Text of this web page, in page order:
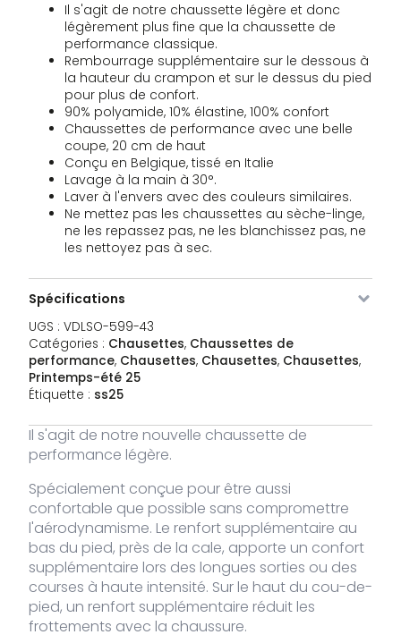
Il s'agit de notre chaussette légère et donc
légèrement plus fine que la chaussette de
performance classique.
Rembourrage supplémentaire sur le dessous à
la hauteur du crampon et sur le dessus du pied
pour plus de confort.
90% polyamide, 10% élastine, 100% confort
Chaussettes de performance avec une belle
coupe, 20 cm de haut
Conçu en Belgique, tissé en Italie
Lavage à la main à 30°.
Laver à l'envers avec des couleurs similaires.
Ne mettez pas les chaussettes au sèche-linge,
ne les repassez pas, ne les blanchissez pas, ne
les nettoyez pas à sec.
Spécifications
UGS : VDLSO-599-43
Catégories : Chausettes, Chaussettes de
performance, Chausettes, Chausettes, Chausettes,
Printemps-été 25
Étiquette : ss25
Il s'agit de notre nouvelle chaussette de
performance légère.
Spécialement conçue pour être aussi
confortable que possible sans compromettre
l'aérodynamisme. Le renfort supplémentaire au
bas du pied, près de la cale, apporte un confort
supplémentaire lors des longues sorties ou des
courses à haute intensité. Sur le haut du cou-de-
pied, un renfort supplémentaire réduit les
frottements avec la chaussure.
Image SKU Couleur
VDLSO-
599-36
blanc 36 - 42 97 stock
VDLSO-
599-43
blanc 43 - 48 156 stock € 19,95